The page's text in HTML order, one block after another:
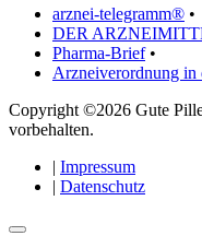
arznei-telegramm® •
DER
Pharma-Brief•
Arzneiverordnung in
Copyright ©2026 Gute
vorbehalten.
| Impressum
| Datenschutz